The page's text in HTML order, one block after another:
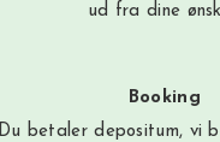
ud fra dine
Booking
Du betaler depositum, vi